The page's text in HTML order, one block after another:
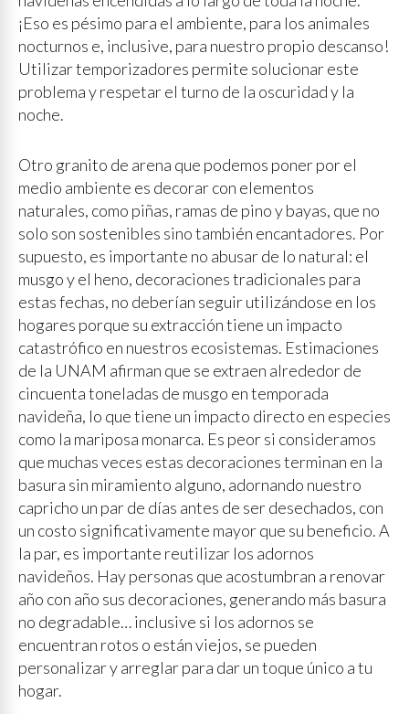
¡Eso es pésimo para el ambiente, para los animales
nocturnos e, inclusive, para nuestro propio descanso!
Utilizar temporizadores permite solucionar este
problema y respetar el turno de la oscuridad y la
noche.
Otro granito de arena que podemos poner por el
medio ambiente es decorar con elementos
naturales, como piñas, ramas de pino y bayas, que no
solo son sostenibles sino también encantadores. Por
supuesto, es importante no abusar de lo natural: el
musgo y el heno, decoraciones tradicionales para
estas fechas, no deberían seguir utilizándose en los
hogares porque su extracción tiene un impacto
catastrófico en nuestros ecosistemas. Estimaciones
de la UNAM afirman que se extraen alrededor de
cincuenta toneladas de musgo en temporada
navideña, lo que tiene un impacto directo en especies
como la mariposa monarca. Es peor si consideramos
que muchas veces estas decoraciones terminan en la
basura sin miramiento alguno, adornando nuestro
capricho un par de días antes de ser desechados, con
un costo significativamente mayor que su beneficio. A
la par, es importante reutilizar los adornos
navideños. Hay personas que acostumbran a renovar
año con año sus decoraciones, generando más basura
no degradable… inclusive si los adornos se
encuentran rotos o están viejos, se pueden
personalizar y arreglar para dar un toque único a tu
hogar.